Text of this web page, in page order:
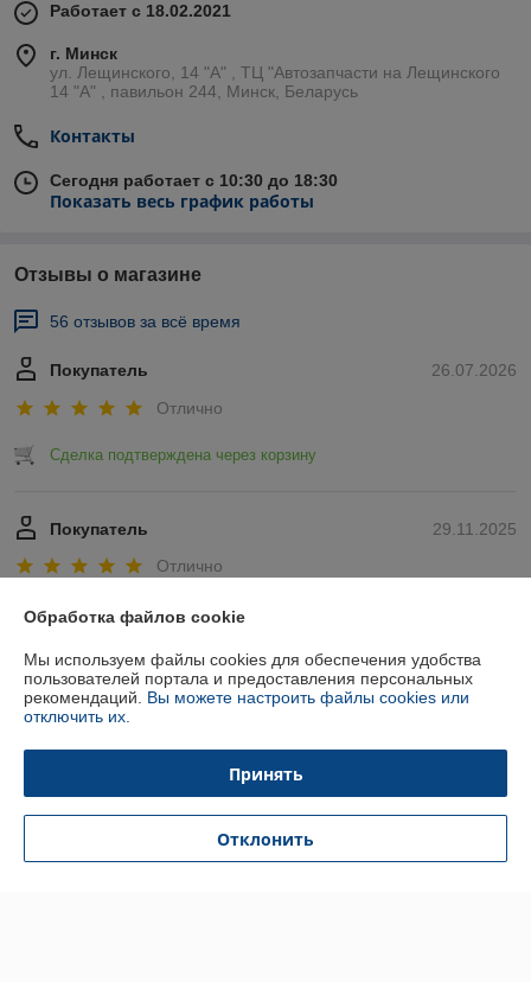
Работает с 18.02.2021
г. Минск
ул. Лещинского, 14 "А" , ТЦ "Автозапчасти на Лещинcкого
14 "A" , павильон 244, Минск, Беларусь
Контакты
Сегодня работает с 10:30 до 18:30
Показать весь график работы
Отзывы о магазине
56 отзывов за всё время
26.07.2026
Покупатель
Отлично
Сделка подтверждена через корзину
29.11.2025
Покупатель
Отлично
Показать все отзывы
О нас
Контакты
Доставка и оплата
График работы
Обработка файлов cookie
Мы используем файлы cookies для обеспечения удобства
пользователей портала и предоставления персональных
рекомендаций. Вы можете настроить файлы cookies или
отключить их.
Принять
Отклонить